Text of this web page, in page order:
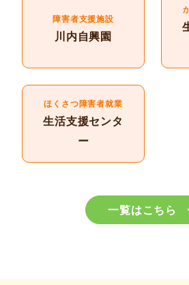
障害者支援施設
川内自興園
ほくさつ障害者就業
生活支援センタ
ー
一覧はこちら